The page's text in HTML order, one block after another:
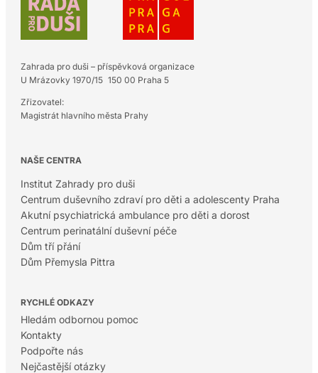
Zahrada pro duši – příspěvková organizace
U Mrázovky 1970/15 150 00 Praha 5
Zřizovatel:
Magistrát hlavního města Prahy
NAŠE CENTRA
Institut Zahrady pro duši
Centrum duševního zdraví pro děti a adolescenty Praha
Akutní psychiatrická ambulance pro děti a dorost
Centrum perinatální duševní péče
Dům tří přání
Dům Přemysla Pittra
RYCHLÉ ODKAZY
Hledám odbornou pomoc
Kontakty
Podpořte nás
Nejčastější otázky